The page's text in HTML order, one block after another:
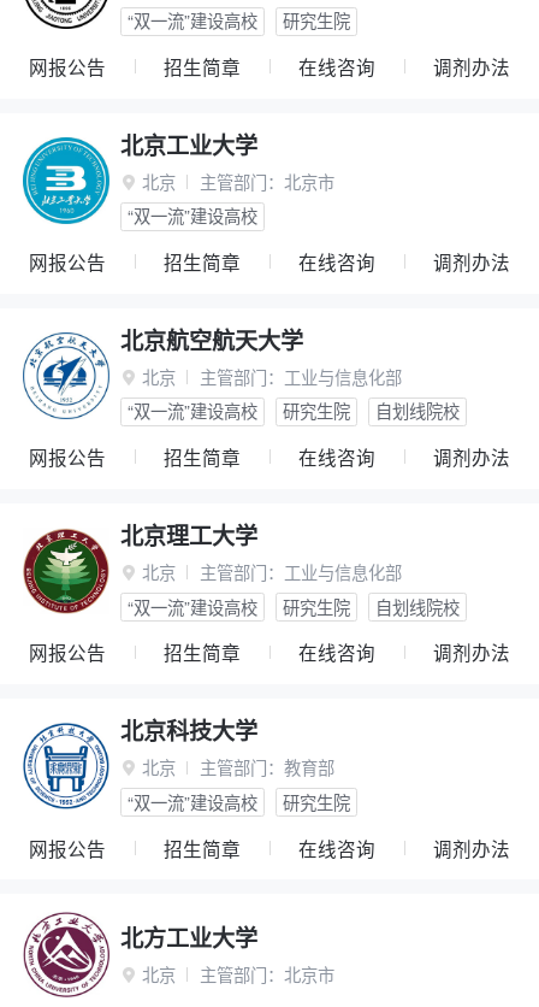
“双一流”建设高校
研究生院
网报公告 招生简章 在线咨询 调剂办法
北京工业大学
 北京 主管部门： 北京市
“双一流”建设高校
网报公告 招生简章 在线咨询 调剂办法
北京航空航天大学
 北京 主管部门： 工业与信息化部
“双一流”建设高校
研究生院 自划线院校
网报公告 招生简章 在线咨询 调剂办法
北京理工大学
 北京 主管部门： 工业与信息化部
“双一流”建设高校
研究生院 自划线院校
网报公告 招生简章 在线咨询 调剂办法
北京科技大学
 北京 主管部门： 教育部
“双一流”建设高校
研究生院
网报公告 招生简章 在线咨询 调剂办法
北方工业大学
 北京 主管部门： 北京市